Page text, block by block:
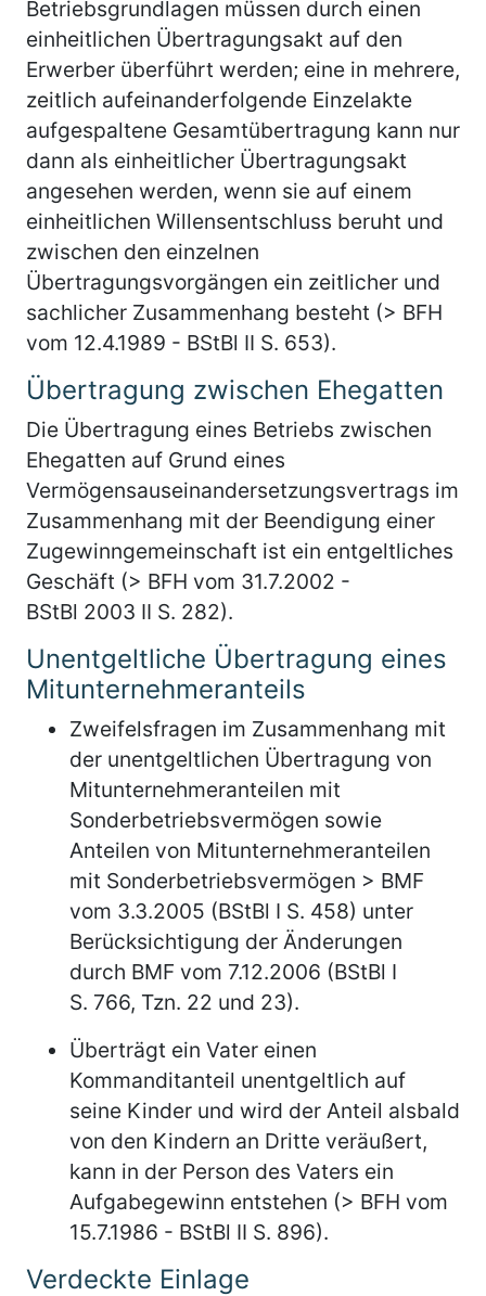
Betriebsgrundlagen müssen durch einen
einheitlichen Übertragungsakt auf den
Erwerber überführt werden; eine in mehrere,
zeitlich aufeinanderfolgende Einzelakte
aufgespaltene Gesamtübertragung kann nur
dann als einheitlicher Übertragungsakt
angesehen werden, wenn sie auf einem
einheitlichen Willensentschluss beruht und
zwischen den einzelnen
Übertragungsvorgängen ein zeitlicher und
sachlicher Zusammenhang besteht (> BFH
vom 12.4.1989 - BStBl II S. 653).
Übertragung zwischen Ehegatten
Die Übertragung eines Betriebs zwischen
Ehegatten auf Grund eines
Vermögensauseinandersetzungsvertrags im
Zusammenhang mit der Beendigung einer
Zugewinngemeinschaft ist ein entgeltliches
Geschäft (> BFH vom 31.7.2002 -
BStBl 2003 II S. 282).
Unentgeltliche Übertragung eines
Mitunternehmeranteils
Zweifelsfragen im Zusammenhang mit
der unentgeltlichen Übertragung von
Mitunternehmeranteilen mit
Sonderbetriebsvermögen sowie
Anteilen von Mitunternehmeranteilen
mit Sonderbetriebsvermögen > BMF
vom 3.3.2005 (BStBl I S. 458) unter
Berücksichtigung der Änderungen
durch BMF vom 7.12.2006 (BStBl I
S. 766, Tzn. 22 und 23).
Überträgt ein Vater einen
Kommanditanteil unentgeltlich auf
seine Kinder und wird der Anteil alsbald
von den Kindern an Dritte veräußert,
kann in der Person des Vaters ein
Aufgabegewinn entstehen (> BFH vom
15.7.1986 - BStBl II S. 896).
Verdeckte Einlage